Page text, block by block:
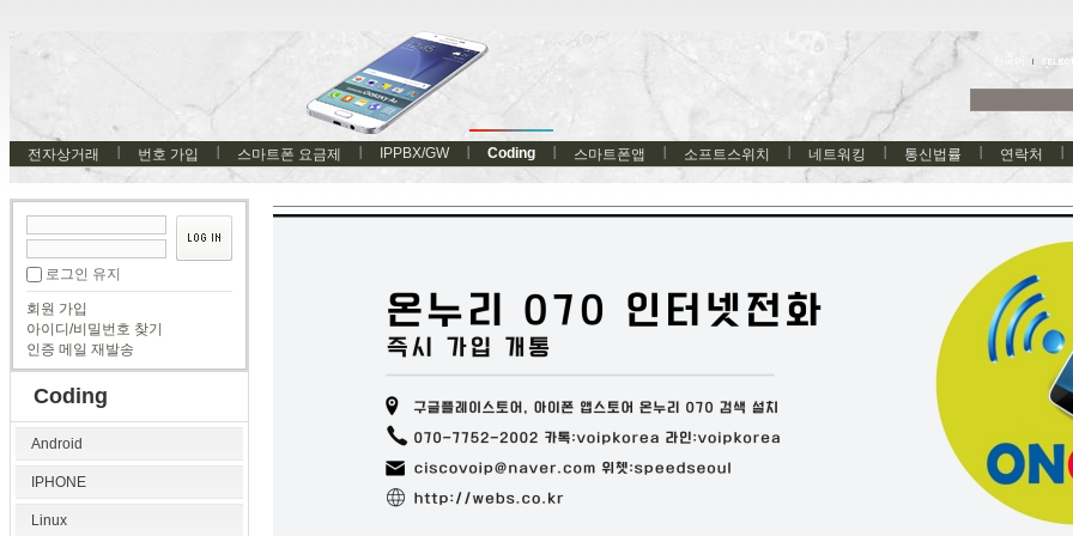
전자상거래 번호 가입 스마트폰 요금제 IPPBX/GW Coding 스마트폰앱 소프트스위치 네트워킹 통신법률 연락처
로그인 유지
회원 가입
아이디/비밀번호 찾기
인증 메일 재발송
Coding
Android
IPHONE
Linux